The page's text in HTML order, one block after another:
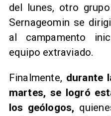
del lunes, otro
Sernageomin se
al campamento
equipo extraviado.
Finalmente, durante
martes, se logró
los geólogos,